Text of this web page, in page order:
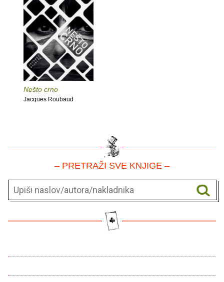
Nešto crno
Jacques Roubaud
– PRETRAŽI SVE KNJIGE –